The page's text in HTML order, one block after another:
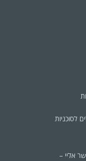
לסוכניות
אליי –